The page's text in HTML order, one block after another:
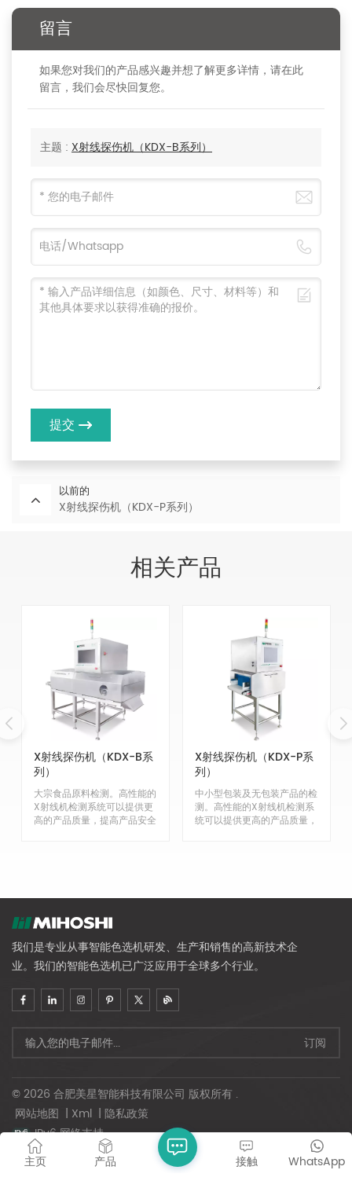
留言
如果您对我们的产品感兴趣并想了解更多详情，请在此
留言，我们会尽快回复您。
主题 : X射线探伤机（KDX-B系列）
提交
以前的
X射线探伤机（KDX-P系列）
相关产品
X射线探伤机（KDX-B系
列）
大宗食品原料检测。高性能的
X射线机检测系统可以提供更
高的产品质量，提高产品安全
X射线探伤机（KDX-P系
列）
中小型包装及无包装产品的检
测。高性能的X射线机检测系
统可以提供更高的产品质量，
我们是专业从事智能色选机研发、生产和销售的高新技术企
业。我们的智能色选机已广泛应用于全球多个行业。
© 2026 合肥美星智能科技有限公司 版权所有 .
网站地图 | Xml | 隐私政策
IPv6 网络支持
主页
产品 WhatsApp
接触